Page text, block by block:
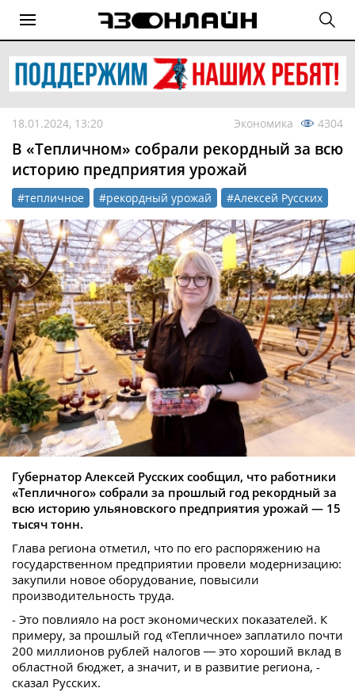
18.01.2024, 13:20 Экономика 4304
В «Тепличном» собрали рекордный за всю
историю предприятия урожай
#тепличное #рекордный урожай #Алексей Русских
Губернатор Алексей Русских сообщил, что работники
«Тепличного» собрали за прошлый год рекордный за
всю историю ульяновского предприятия урожай — 15
тысяч тонн.
Глава региона отметил, что по его распоряжению на
государственном предприятии провели модернизацию:
закупили новое оборудование, повысили
производительность труда.
- Это повлияло на рост экономических показателей. К
примеру, за прошлый год «Тепличное» заплатило почти
200 миллионов рублей налогов — это хороший вклад в
областной бюджет, а значит, и в развитие региона, -
сказал Русских.